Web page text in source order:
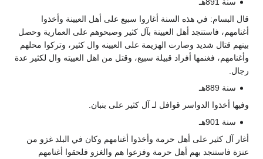
قال البسام: في هذه السنة أغاروا سبيع على أهل العيينة وأخذوا
أغنامهم، فاستنجد أهل العيينة بآل كثير وصبحوهم على العمارية وحصل
بينهم قتال شديد وصارت الهزيمة على العيينه وال كثير، وتركوا محلهم
وأغنامهم، فغنمها أفراد قبيلة سبيع، وقتل من اهل العييته وال لكثير عدة
رجال.
سنة 889هـ
وفيها أخذوا الدواسر قوافل لـ آل كثير على بنبان.
سنة 901هـ
أغار آل كثير على أهل حرمة وأخذوا أغنامهم وكان في البلد غزو من
عنزة فاستنجد بهم أهل حرمة وفزعوا هم والغزو فلحقوا أغنامهم